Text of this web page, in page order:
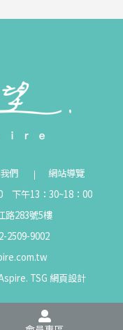
們
網站導覽
下午13：30~18：00
路283號5樓
2509-9002
TSG 網頁設計